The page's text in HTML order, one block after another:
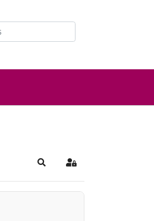
KeresésBejelentkezés